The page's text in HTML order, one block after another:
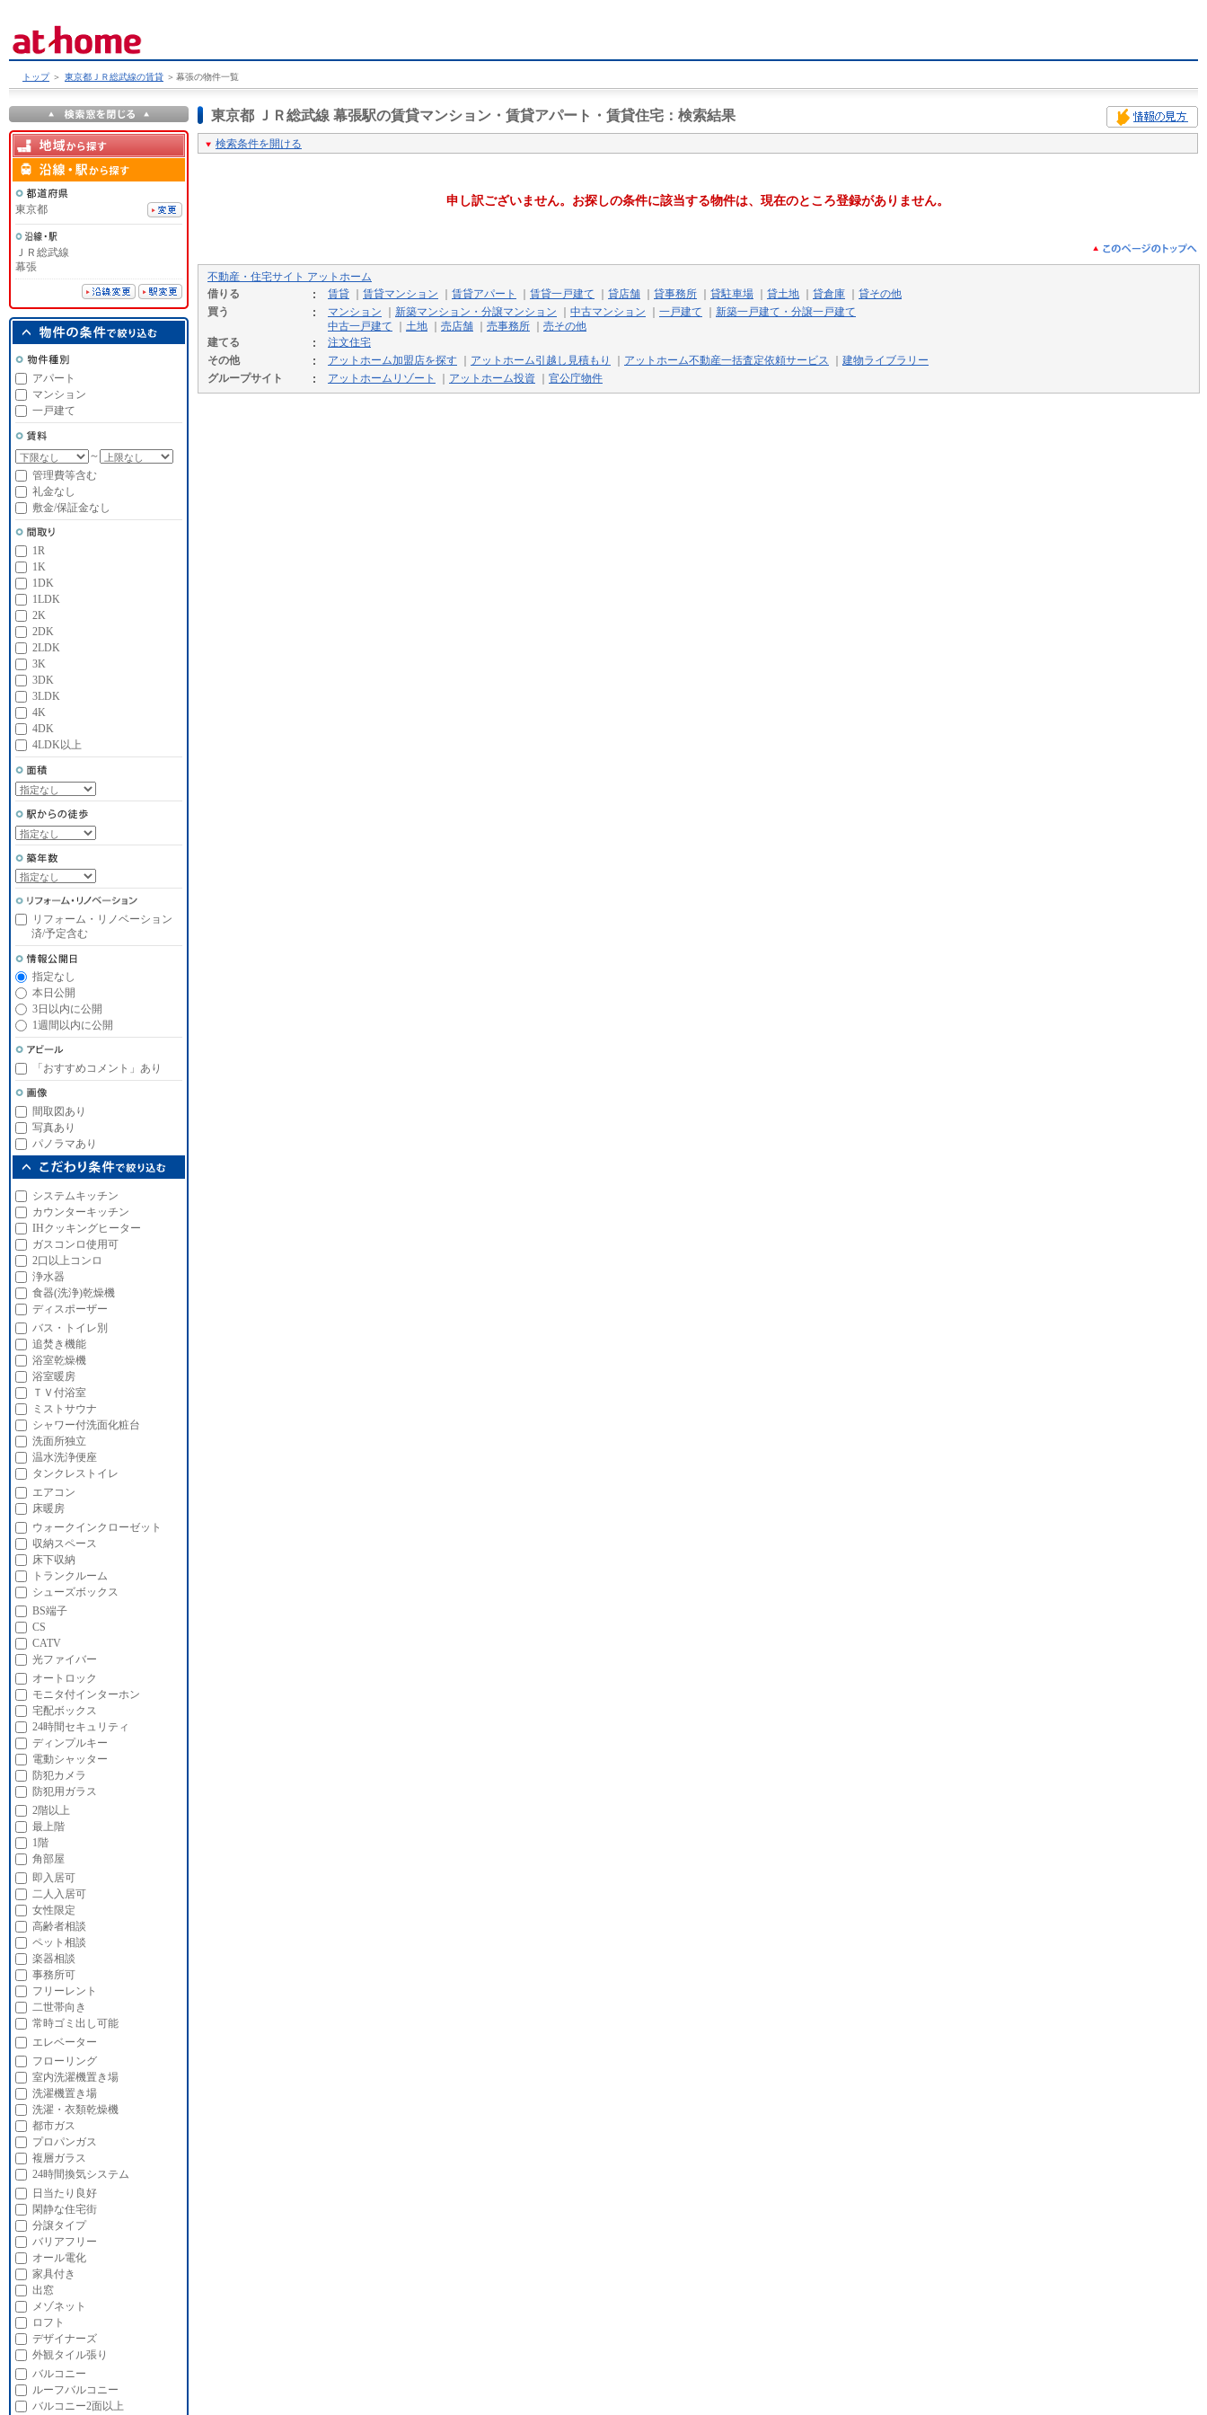
トップ ＞ 東京都ＪＲ総武線の賃貸 ＞ 幕張の物件一覧
東京都 ＪＲ総武線 幕張駅の賃貸マンション・賃貸アパート・賃貸住宅 ：検索結果
検索条件を開ける
申し訳ございません。お探しの条件に該当する物件は、現在のところ登録がありません。
不動産・住宅サイト アットホーム
借りる
賃貸 賃貸マンション 賃貸アパート 賃貸一戸建て 貸店舗 貸事務所 貸駐車場 貸土地 貸倉庫
貸その他
買う
マンション 新築マンション・分譲マンション 中古マンション 一戸建て
新築一戸建て・分譲一戸建て
中古一戸建て
土地 売店舗 売事務所
売その他
建てる
注文住宅
その他
アットホーム加盟店を探す アットホーム引越し見積もり アットホーム不動産一括査定依頼サービス
建物ライブラリー
グループサイト
アットホームリゾート アットホーム投資 官公庁物件
東京都
ＪＲ総武線
幕張
アパート
マンション
一戸建て
～
管理費等含む
礼金なし
敷金/保証金なし
1R
1K
1DK
1LDK
2K
2DK
2LDK
3K
3DK
3LDK
4K
4DK
4LDK以上
リフォーム・リノベーション
済/予定含む
指定なし
本日公開
3日以内に公開
1週間以内に公開
「おすすめコメント」あり
間取図あり
写真あり
パノラマあり
システムキッチン
カウンターキッチン
IHクッキングヒーター
ガスコンロ使用可
2口以上コンロ
浄水器
食器(洗浄)乾燥機
ディスポーザー
バス・トイレ別
追焚き機能
浴室乾燥機
浴室暖房
ＴＶ付浴室
ミストサウナ
シャワー付洗面化粧台
洗面所独立
温水洗浄便座
タンクレストイレ
エアコン
床暖房
ウォークインクローゼット
収納スペース
床下収納
トランクルーム
シューズボックス
BS端子
CS
CATV
光ファイバー
オートロック
モニタ付インターホン
宅配ボックス
24時間セキュリティ
ディンプルキー
電動シャッター
防犯カメラ
防犯用ガラス
2階以上
最上階
1階
角部屋
即入居可
二人入居可
女性限定
高齢者相談
ペット相談
楽器相談
事務所可
フリーレント
二世帯向き
常時ゴミ出し可能
エレベーター
フローリング
室内洗濯機置き場
洗濯機置き場
洗濯・衣類乾燥機
都市ガス
プロパンガス
複層ガラス
24時間換気システム
日当たり良好
閑静な住宅街
分譲タイプ
バリアフリー
オール電化
家具付き
出窓
メゾネット
ロフト
デザイナーズ
外観タイル張り
バルコニー
ルーフバルコニー
バルコニー2面以上